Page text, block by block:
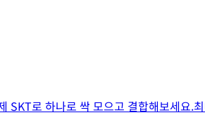
로 하나로 싹 모으고 결합해보세요.